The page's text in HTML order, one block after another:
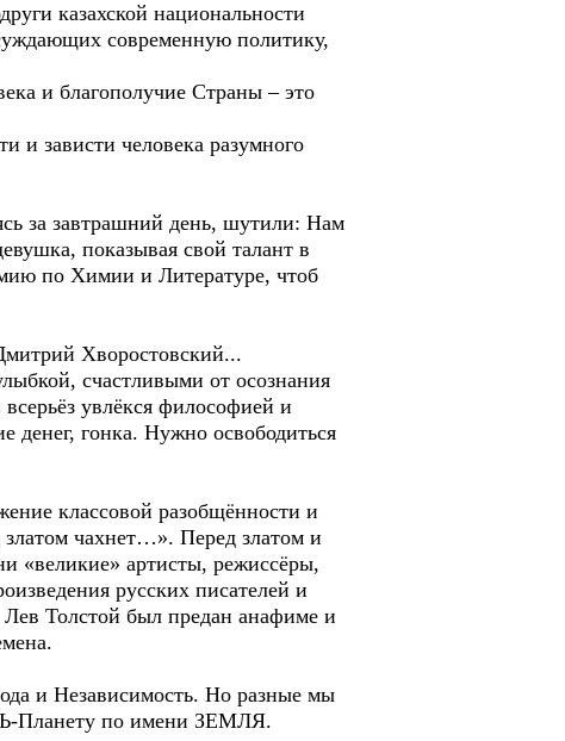
казахской национальности
современную политику,
и благополучие Страны – это
зависти человека разумного
за завтрашний день, шутили: Нам
показывая свой талант в
по Химии и Литературе, чтоб
Хворостовский...
счастливыми от осознания
увлёкся философией и
денег, гонка. Нужно освободиться
классовой разобщённости и
чахнет…». Перед златом и
«великие» артисты, режиссёры,
русских писателей и
Толстой был предан анафиме и
и Независимость. Но разные мы
Планету по имени ЗЕМЛЯ.